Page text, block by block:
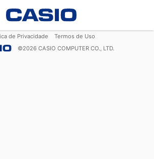
de Privacidade
Termos de Uso
©2026 CASIO COMPUTER CO., LTD.